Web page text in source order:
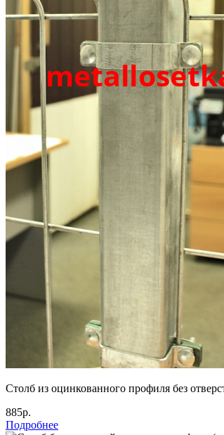
Столб из оцинкованного профиля без
885р.
Подробнее